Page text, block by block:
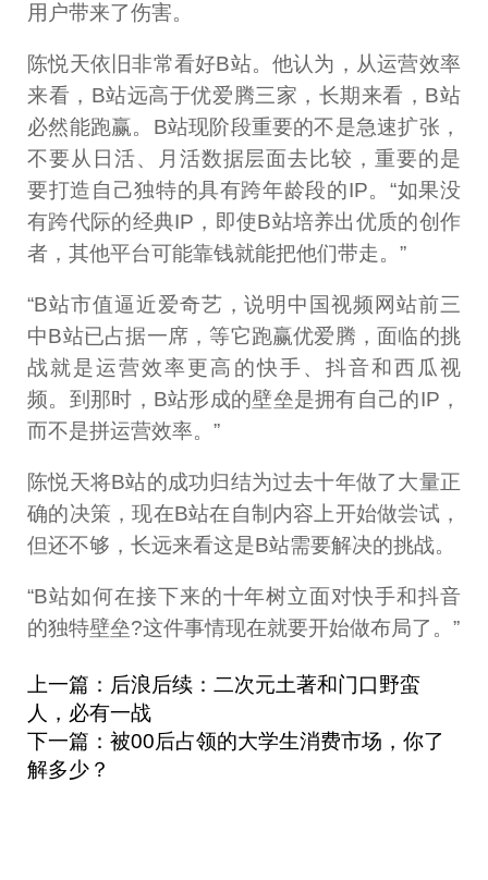
用户带来了伤害。
陈悦天依旧非常看好B站。他认为，从运营效率
来看，B站远高于优爱腾三家，长期来看，B站
必然能跑赢。B站现阶段重要的不是急速扩张，
不要从日活、月活数据层面去比较，重要的是
要打造自己独特的具有跨年龄段的IP。“如果没
有跨代际的经典IP，即使B站培养出优质的创作
者，其他平台可能靠钱就能把他们带走。”
“B站市值逼近爱奇艺，说明中国视频网站前三
中B站已占据一席，等它跑赢优爱腾，面临的挑
战就是运营效率更高的快手、抖音和西瓜视
频。到那时，B站形成的壁垒是拥有自己的IP，
而不是拼运营效率。”
陈悦天将B站的成功归结为过去十年做了大量正
确的决策，现在B站在自制内容上开始做尝试，
但还不够，长远来看这是B站需要解决的挑战。
“B站如何在接下来的十年树立面对快手和抖音
的独特壁垒?这件事情现在就要开始做布局了。”
上一篇：后浪后续：二次元土著和门口野蛮
人，必有一战
下一篇：被00后占领的大学生消费市场，你了
解多少？